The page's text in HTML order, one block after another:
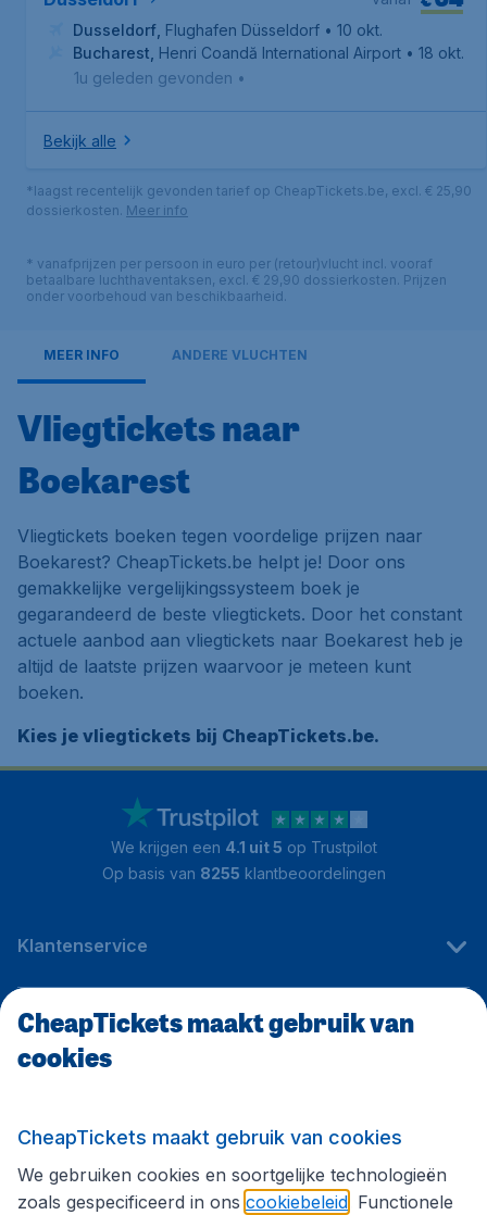
Dusseldorf Flughafen Düsseldorf • 10 okt.
Bucharest Henri Coandă International Airport • 18 okt.
1u geleden gevonden •
Bekijk alle
*laagst recentelijk gevonden tarief op CheapTickets.be, excl. € 25,90
dossierkosten. Meer info
* vanafprijzen per persoon in euro per (retour)vlucht incl. vooraf
betaalbare luchthaventaksen, excl. € 29,90 dossierkosten. Prijzen
onder voorbehoud van beschikbaarheid.
MEER INFO ANDERE VLUCHTEN
Vliegtickets naar
Boekarest
Vliegtickets boeken tegen voordelige prijzen naar
Boekarest? CheapTickets.be helpt je! Door ons
gemakkelijke vergelijkingssysteem boek je
gegarandeerd de beste vliegtickets. Door het constant
actuele aanbod aan vliegtickets naar Boekarest heb je
altijd de laatste prijzen waarvoor je meteen kunt
boeken.
Kies je vliegtickets bij CheapTickets.be.
We krijgen een 4.1 uit 5 op Trustpilot
Op basis van 8255 klantbeoordelingen
Klantenservice
CheapTickets.be
Volg CheapTickets.be
CheapTickets maakt gebruik van
cookies
CheapTickets maakt gebruik van cookies
We gebruiken cookies en soortgelijke technologieën
zoals gespecificeerd in ons cookiebeleid . Functionele